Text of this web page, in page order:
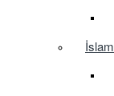
İslam